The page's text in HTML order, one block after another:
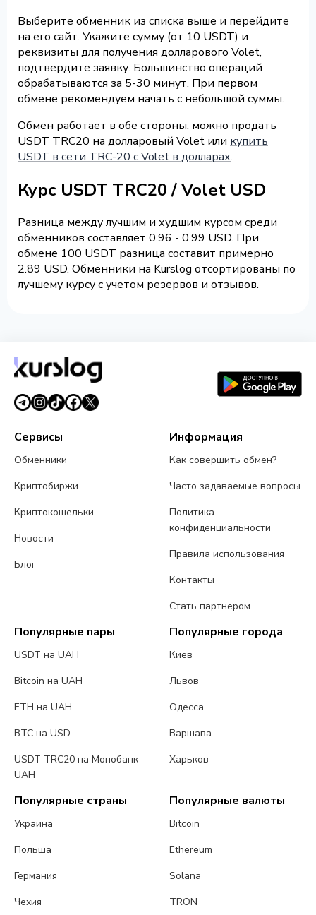
Выберите обменник из списка выше и перейдите
на его сайт. Укажите сумму (от 10 USDT) и
реквизиты для получения долларового Volet,
подтвердите заявку. Большинство операций
обрабатываются за 5-30 минут. При первом
обмене рекомендуем начать с небольшой суммы.
Обмен работает в обе стороны: можно продать
USDT TRC20 на долларовый Volet или купить
USDT в сети TRC-20 с Volet в долларах.
Курс USDT TRC20 / Volet USD
Разница между лучшим и худшим курсом среди
обменников составляет 0.96 - 0.99 USD. При
обмене 100 USDT разница составит примерно
2.89 USD. Обменники на Kurslog отсортированы по
лучшему курсу с учетом резервов и отзывов.
Сервисы
Обменники
Криптобиржи
Криптокошельки
Новости
Блог
Информация
Как совершить обмен?
Часто задаваемые вопросы
Политика
конфиденциальности
Правила использования
Контакты
Стать партнером
Популярные пары
USDT на UAH
Bitcoin на UAH
ETH на UAH
BTC на USD
USDT TRC20 на Монобанк
UAH
Популярные города
Киев
Львов
Одесса
Варшава
Харьков
Популярные страны
Украина
Польша
Германия
Чехия
Популярные валюты
Bitcoin
Ethereum
Solana
TRON